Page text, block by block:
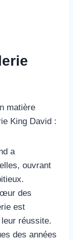
matière
King David :
a
ouvrant
des
est
réussite.
des années